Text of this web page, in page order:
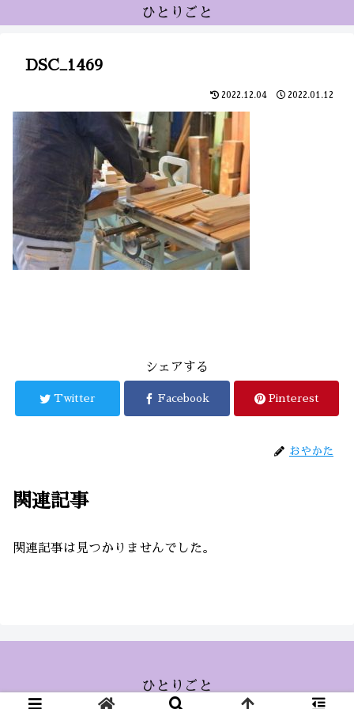
ひとりごと
DSC_1469
2022.12.04 2022.01.12
シェアする
Twitter Facebook Pinterest
おやかた
関連記事
関連記事は見つかりませんでした。
ひとりごと